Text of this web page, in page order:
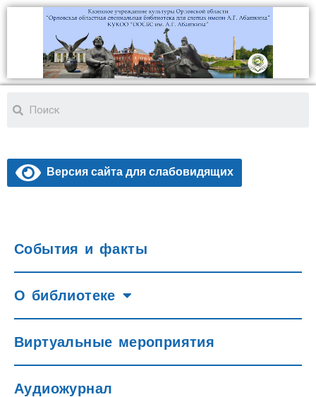
Версия сайта для слабовидящих
События и факты
О библиотеке
Виртуальные мероприятия
Аудиожурнал